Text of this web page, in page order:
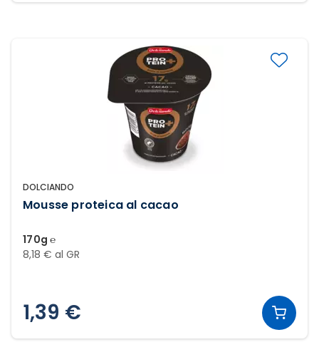
DOLCIANDO
Mousse proteica al cacao
170g ℮
8,18 € al GR
1,39 €